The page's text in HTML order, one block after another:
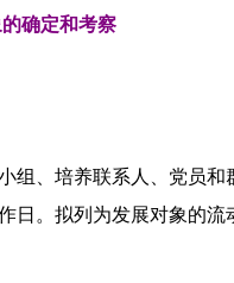
确定和考察
、培养联系人、党员
。拟列为发展对象的